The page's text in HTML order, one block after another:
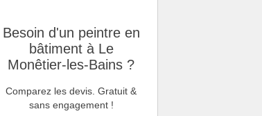
Besoin d'un peintre en
bâtiment à Le
Monêtier-les-Bains ?
Comparez les devis. Gratuit &
sans engagement !